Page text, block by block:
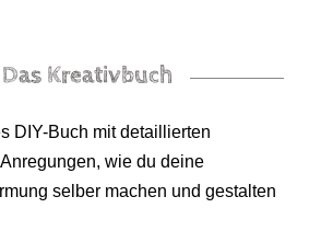
Kreativbuch
DIY-Buch mit detaillierten
wie du deine
selber machen und gestalten